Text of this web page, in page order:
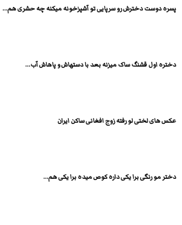
پسره دوست دخترش رو سرپایی تو آشپزخونه میکنه چه حشری هم...
دختره اول قشنگ ساک میزنه بعد با دستهاش و پاهاش آب...
عکس های لختی لو رفته زوج افغانی ساکن ایران
دختر مو رنگی برا یکی داره کوص میده برا یکی هم...